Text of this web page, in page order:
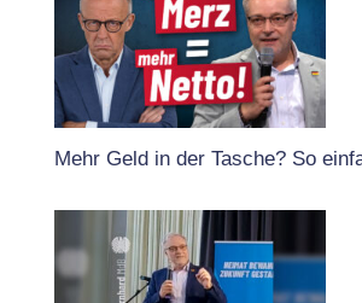
Mehr Geld in der Tasche? So